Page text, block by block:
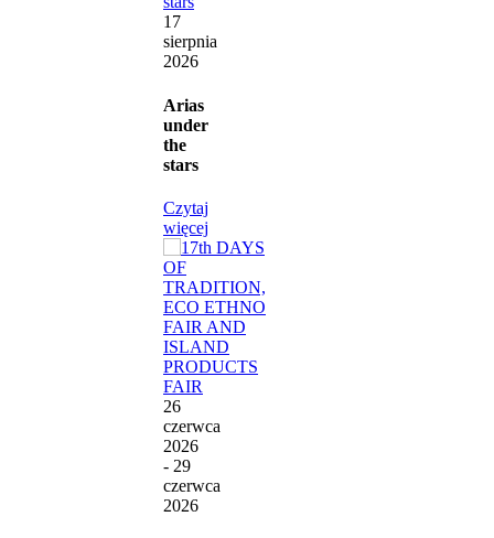
17
sierpnia
2026
Arias
under
the
stars
Czytaj
więcej
26
czerwca
2026
- 29
czerwca
2026